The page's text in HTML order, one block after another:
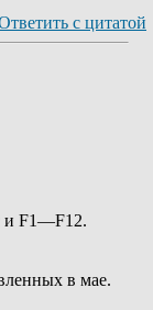
и F1—F12.
в мае.